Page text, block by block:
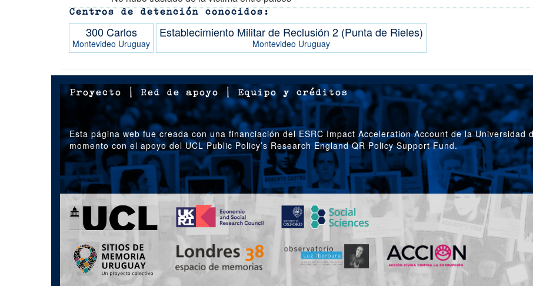
Centros de detención conocidos
300 Carlos
Montevideo Uruguay
Establecimiento Militar de Reclusión 2 (Punta de Rieles)
Montevideo Uruguay
Proyecto | Red de apoyo | Equipo y créditos
Esta página web fue creada con una financiación del ESRC Impact Acceleration Account de la
momento con el apoyo del UCL Public Policy’s Research England QR Policy Support Fund.